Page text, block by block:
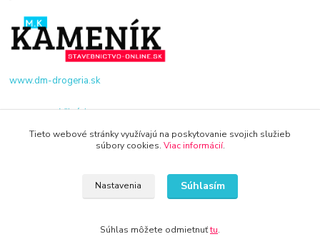
www.dm-drogeria.sk
Viktória
+421 940 949 000
Tieto webové stránky využívajú na poskytovanie svojich služieb
súbory cookies. Viac informácií.
Nastavenia Súhlasím
Súhlas môžete odmietnuťtu.